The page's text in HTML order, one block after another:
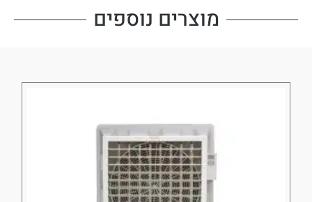
מוצרים נוספים